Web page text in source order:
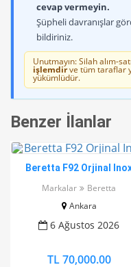
cevap vermeyin.
Şüpheli davranışlar
bildiriniz.
Unutmayın: Silah alım-
işlemdirve tüm taraflar
yükümlüdür.
Benzer İlanlar
Beretta F92 Orjinal
Markalar
Beretta
Ankara
6 Ağustos 2026
TL 70,000.00